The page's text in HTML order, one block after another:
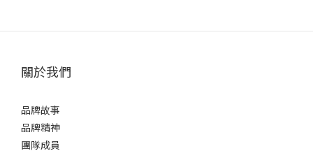
關於我們
品牌故事
品牌精神
團隊成員